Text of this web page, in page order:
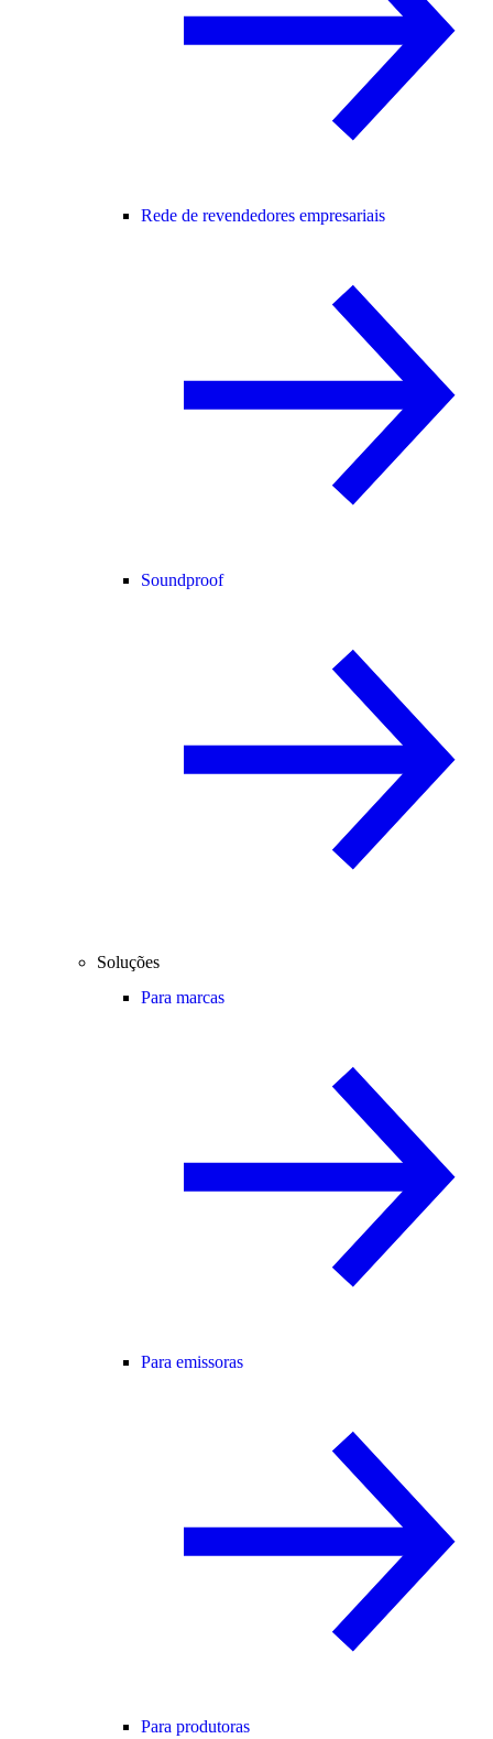
Rede de revendedores empresariais
Soundproof
Soluções
Para marcas
Para emissoras
Para produtoras